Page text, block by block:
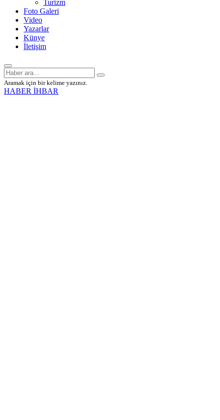
Turizm
Foto Galeri
Video
Yazarlar
Künye
İletişim
Aramak için bir kelime yazınız.
HABER İHBAR